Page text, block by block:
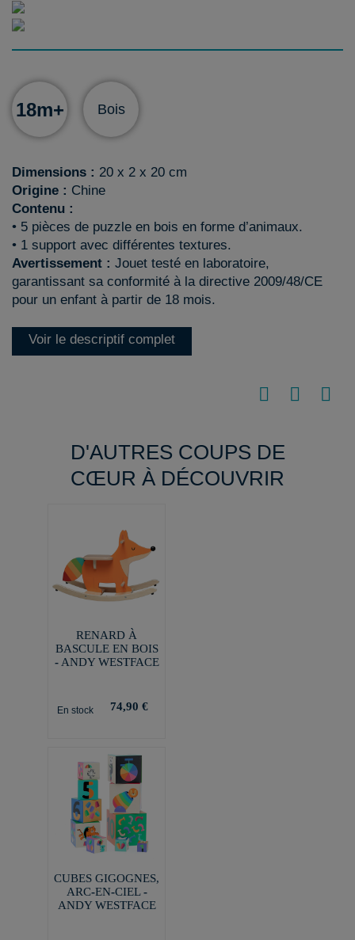
18m+ Bois
Dimensions : 20 x 2 x 20 cm
Origine : Chine
Contenu :
• 5 pièces de puzzle en bois en forme d’animaux.
• 1 support avec différentes textures.
Avertissement : Jouet testé en laboratoire,
garantissant sa conformité à la directive 2009/48/CE
pour un enfant à partir de 18 mois.
Voir le descriptif complet
D'AUTRES COUPS DE
CŒUR À DÉCOUVRIR
RENARD À
BASCULE EN BOIS
- ANDY WESTFACE
En stock 74,90 €
CUBES GIGOGNES,
ARC-EN-CIEL -
ANDY WESTFACE